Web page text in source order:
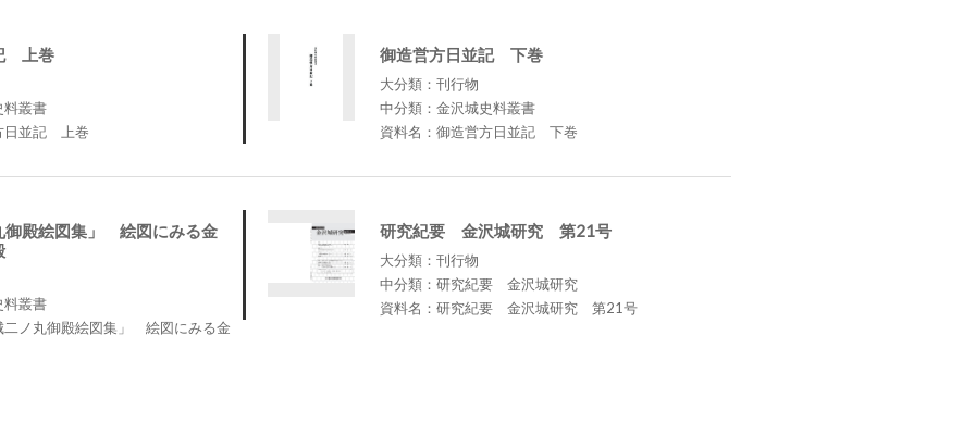
上巻
料叢書
日並記 上巻
御造営方日並記 下巻
大分類：刊行物
中分類：金沢城史料叢書
資料名：御造営方日並記 下巻
御殿絵図集」 絵図にみる金
料叢書
二ノ丸御殿絵図集」 絵図にみる金
研究紀要 金沢城研究 第21号
大分類：刊行物
中分類：研究紀要 金沢城研究
資料名：研究紀要 金沢城研究 第21号